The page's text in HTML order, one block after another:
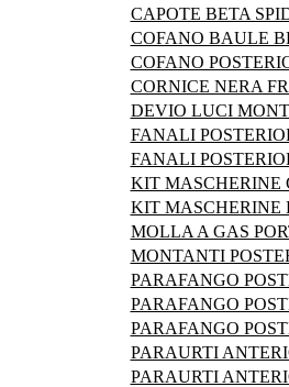
CAPOTE BETA
COFANO BAULE
COFANO
CORNICE NERA
DEVIO LUCI
FANALI
FANALI
KIT MASCHERINE
KIT MASCHERINE
MOLLA A GAS
MONTANTI
PARAFANGO
PARAFANGO
PARAFANGO
PARAURTI
PARAURTI